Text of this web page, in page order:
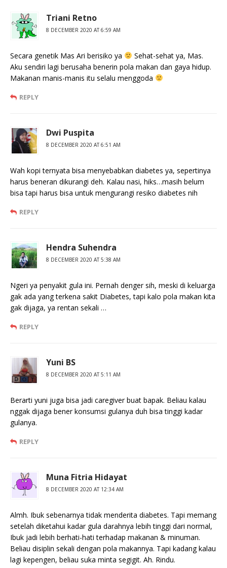
Triani Retno
8 DECEMBER 2020 AT 6:59 AM
Secara genetik Mas Ari berisiko ya
Sehat-sehat ya, Mas.
Aku sendiri lagi berusaha benerin pola makan dan gaya hidup.
Makanan manis-manis itu selalu menggoda
REPLY
Dwi Puspita
8 DECEMBER 2020 AT 6:51 AM
Wah kopi ternyata bisa menyebabkan diabetes ya, sepertinya
harus beneran dikurangi deh. Kalau nasi, hiks…masih belum
bisa tapi harus bisa untuk mengurangi resiko diabetes nih
REPLY
Hendra Suhendra
8 DECEMBER 2020 AT 5:38 AM
Ngeri ya penyakit gula ini. Pernah denger sih, meski di keluarga
gak ada yang terkena sakit Diabetes, tapi kalo pola makan kita
gak dijaga, ya rentan sekali …
REPLY
Yuni BS
8 DECEMBER 2020 AT 5:11 AM
Berarti yuni juga bisa jadi caregiver buat bapak. Beliau kalau
nggak dijaga bener konsumsi gulanya duh bisa tinggi kadar
gulanya.
REPLY
Muna Fitria Hidayat
8 DECEMBER 2020 AT 12:34 AM
Almh. Ibuk sebenarnya tidak menderita diabetes. Tapi memang
setelah diketahui kadar gula darahnya lebih tinggi dari normal,
Ibuk jadi lebih berhati-hati terhadap makanan & minuman.
Beliau disiplin sekali dengan pola makannya. Tapi kadang kalau
lagi kepengen, beliau suka minta segigit. Ah. Rindu.